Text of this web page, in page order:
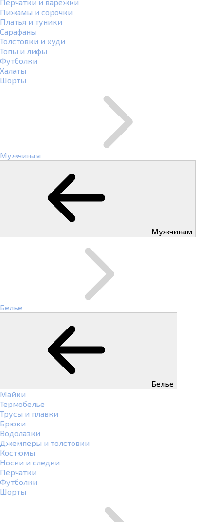
Перчатки и варежки
Пижамы и сорочки
Платья и туники
Сарафаны
Толстовки и худи
Топы и лифы
Футболки
Халаты
Шорты
Мужчинам
Мужчинам
Белье
Белье
Майки
Термобелье
Трусы и плавки
Брюки
Водолазки
Джемперы и толстовки
Костюмы
Носки и следки
Перчатки
Футболки
Шорты